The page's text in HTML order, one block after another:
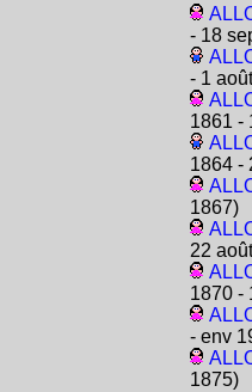
- 18
- 1
1861 -
1864 -
1867)
22
1870 -
- env
1875)